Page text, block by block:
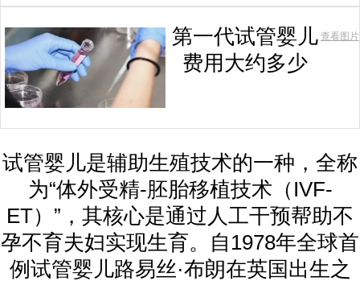
第一代试管婴儿
费用大约多少
查看图片
试管婴儿是辅助生殖技术的一种，全称
为“体外受精-胚胎移植技术（IVF-
ET）”，其核心是通过人工干预帮助不
孕不育夫妇实现生育。自1978年全球首
例试管婴儿路易丝·布朗在英国出生之